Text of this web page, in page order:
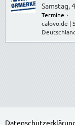
Samstag,
Termine
calovo.de |